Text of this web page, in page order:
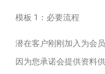
模板 1：必要流程
潜在客户刚刚加入为会
因为您承诺会提供资料